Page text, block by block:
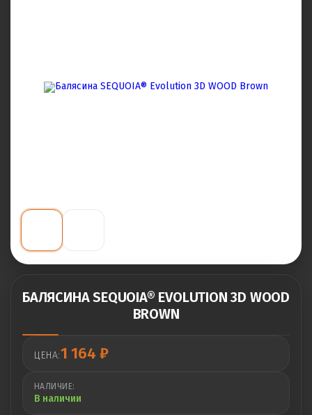
БАЛЯСИНА SEQUOIA® EVOLUTION 3D WOOD
BROWN
ЦЕНА:1 164 ₽
НАЛИЧИЕ:
В наличии